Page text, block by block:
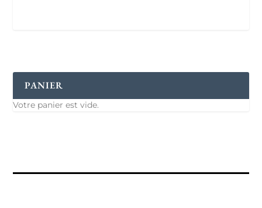
PANIER
Votre panier est vide.